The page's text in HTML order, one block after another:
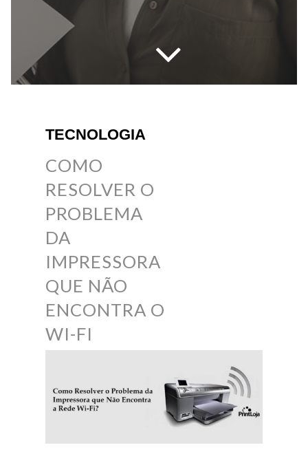
TECNOLOGIA
COMO
RESOLVER O
PROBLEMA
DA
IMPRESSORA
QUE NÃO
ENCONTRA O
WI-FI